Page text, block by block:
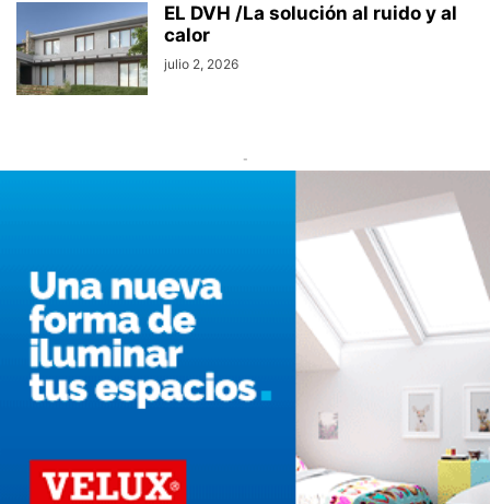
EL DVH /La solución al ruido y al
calor
julio 2, 2026
-